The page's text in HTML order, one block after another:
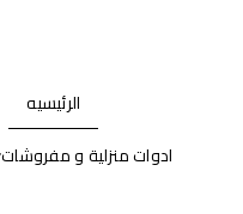
الرئيسيه
ادوات منزلية و مفروشات